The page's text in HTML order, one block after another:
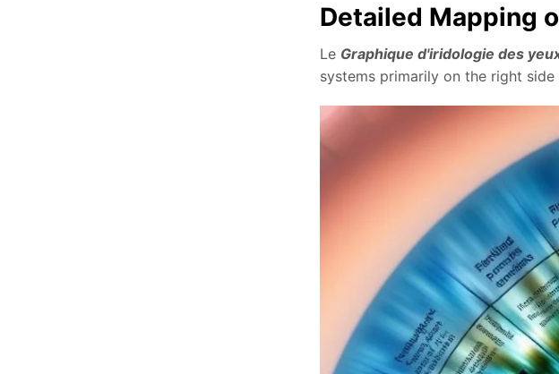
Detailed Mapping
Le Graphique d'iridologie des
systems primarily on the right